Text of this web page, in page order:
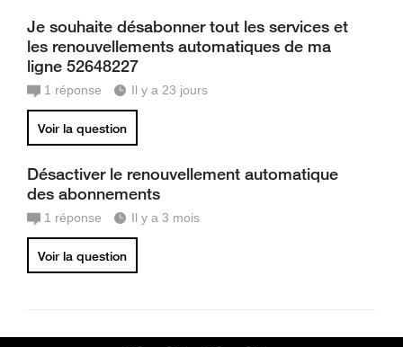
Je souhaite désabonner tout les services et
les renouvellements automatiques de ma
ligne 52648227
1 réponse Il y a 23 jours
Voir la question
Désactiver le renouvellement automatique
des abonnements
1 réponse Il y a 3 mois
Voir la question